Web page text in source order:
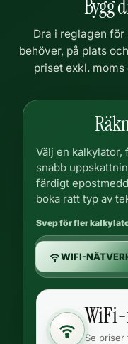
Bygg
Dra i reglagen
behöver, på plats
priset exkl.
Välj en
snabb
färdigt
boka rätt typ av
Svep för fler
WIFI-
Se priser